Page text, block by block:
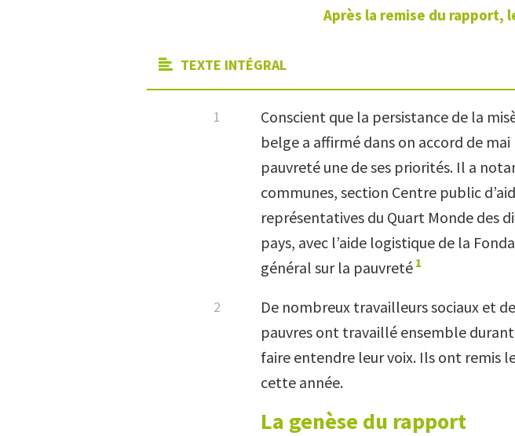
Après la remise du rapport,
TEXTE INTÉGRAL
Conscient que la persistance de la
belge a affirmé dans on accord de
pauvreté une de ses priorités. Il a
communes, section Centre public
représentatives du Quart Monde des
pays, avec l’aide logistique de la
général sur la pauvreté 1
De nombreux travailleurs sociaux et
pauvres ont travaillé ensemble
faire entendre leur voix. Ils ont remis
cette année.
La genèse du rapport